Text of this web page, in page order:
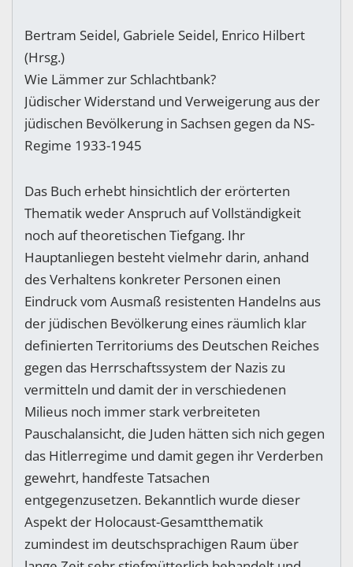
Bertram Seidel, Gabriele Seidel, Enrico Hilbert
(Hrsg.)
Wie Lämmer zur Schlachtbank?
Jüdischer Widerstand und Verweigerung aus der
jüdischen Bevölkerung in Sachsen gegen da NS-
Regime 1933-1945
Das Buch erhebt hinsichtlich der erörterten
Thematik weder Anspruch auf Vollständigkeit
noch auf theoretischen Tiefgang. Ihr
Hauptanliegen besteht vielmehr darin, anhand
des Verhaltens konkreter Personen einen
Eindruck vom Ausmaß resistenten Handelns aus
der jüdischen Bevölkerung eines räumlich klar
definierten Territoriums des Deutschen Reiches
gegen das Herrschaftssystem der Nazis zu
vermitteln und damit der in verschiedenen
Milieus noch immer stark verbreiteten
Pauschalansicht, die Juden hätten sich nich gegen
das Hitlerregime und damit gegen ihr Verderben
gewehrt, handfeste Tatsachen
entgegenzusetzen. Bekanntlich wurde dieser
Aspekt der Holocaust-Gesamtthematik
zumindest im deutschsprachigen Raum über